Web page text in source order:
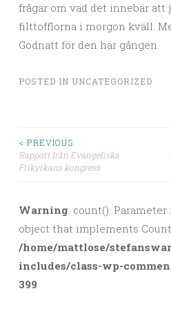
frågar om vad det innebär att
filttofflorna i morgon kväll.
Godnatt för den här gången.
POSTED IN UNCATEGORIZED
Post navigation
< PREVIOUS
Rapport från Evangeliska
Frikyrkans kongress
Warning: count():
object that implements
/home/mattlose/
includes/class-wp-
399